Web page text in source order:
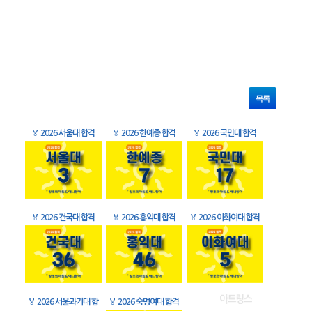
목록
🏅 2026 서울대 합격 🏅 2026 한예종 합격 🏅 2026 국민대 합격
🏅 2026 건국대 합격 🏅 2026 홍익대 합격 🏅 2026 이화여대 합격
🏅 2026 서울과기대 합
🏅 2026 숙명여대 합격